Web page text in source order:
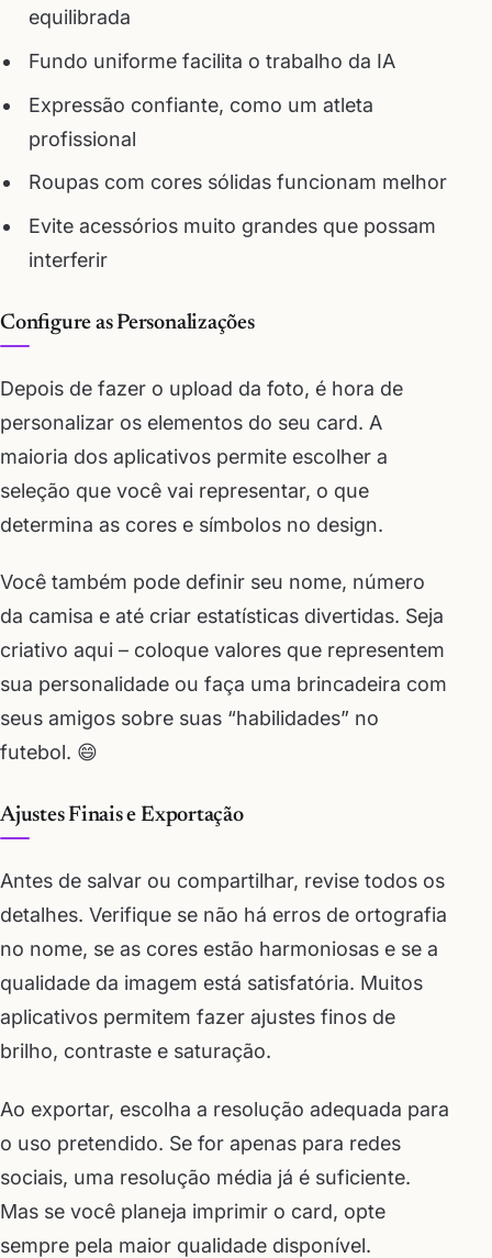
equilibrada
Fundo uniforme facilita o trabalho da IA
Expressão confiante, como um atleta
profissional
Roupas com cores sólidas funcionam melhor
Evite acessórios muito grandes que possam
interferir
Configure as Personalizações
Depois de fazer o upload da foto, é hora de
personalizar os elementos do seu card. A
maioria dos aplicativos permite escolher a
seleção que você vai representar, o que
determina as cores e símbolos no design.
Você também pode definir seu nome, número
da camisa e até criar estatísticas divertidas. Seja
criativo aqui – coloque valores que representem
sua personalidade ou faça uma brincadeira com
seus amigos sobre suas “habilidades” no
futebol. 😄
Ajustes Finais e Exportação
Antes de salvar ou compartilhar, revise todos os
detalhes. Verifique se não há erros de ortografia
no nome, se as cores estão harmoniosas e se a
qualidade da imagem está satisfatória. Muitos
aplicativos permitem fazer ajustes finos de
brilho, contraste e saturação.
Ao exportar, escolha a resolução adequada para
o uso pretendido. Se for apenas para redes
sociais, uma resolução média já é suficiente.
Mas se você planeja imprimir o card, opte
sempre pela maior qualidade disponível.